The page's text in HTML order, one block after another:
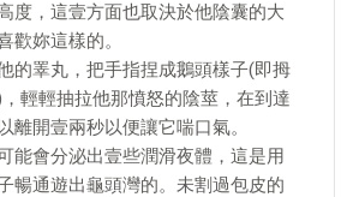
度，這壹方面也取決於他陰囊的大
歡妳這樣的。
睪丸，把手指捏成鵝頭樣子(即拇
輕輕抽拉他那憤怒的陰莖，在到達
離開壹兩秒以便讓它喘口氣。
會分泌出壹些潤滑夜體，這是用
暢通遊出龜頭灣的。未割過包皮的